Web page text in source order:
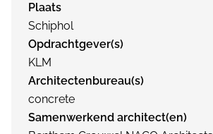
Plaats
Schiphol
Opdrachtgever(s)
KLM
Architectenbureau(s)
concrete
Samenwerkend architect(en)